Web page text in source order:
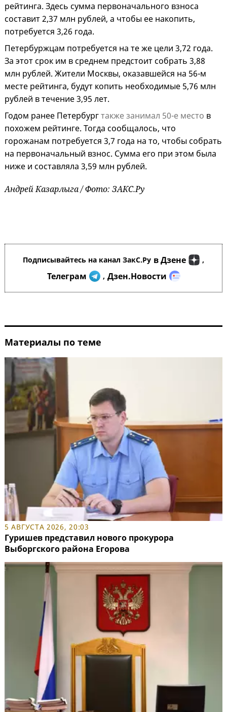
рейтинга. Здесь сумма первоначального взноса
составит 2,37 млн рублей, а чтобы ее накопить,
потребуется 3,26 года.
Петербуржцам потребуется на те же цели 3,72 года.
За этот срок им в среднем предстоит собрать 3,88
млн рублей. Жители Москвы, оказавшейся на 56-м
месте рейтинга, будут копить необходимые 5,76 млн
рублей в течение 3,95 лет.
Годом ранее Петербургтакже занимал 50-е место в
похожем рейтинге. Тогда сообщалось, что
горожанам потребуется 3,7 года на то, чтобы собрать
на первоначальный взнос. Сумма его при этом была
ниже и составляла 3,59 млн рублей.
Андрей Казарлыга / Фото: ЗАКС.Ру
Подписывайтесь на канал ЗакС.Ру в Дзене ,
Телеграм , Дзен.Новости
Материалы по теме
5 АВГУСТА 2026, 20:03
Гуришев представил нового прокурора
Выборгского района Егорова